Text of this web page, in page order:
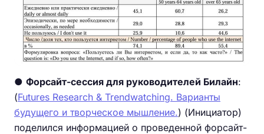
● Форсайт-сессия для руководителей Билайн:
(Futures Research & Trendwatching. Варианты
будущего и творческое мышление.) (Инициатор)
поделился информацией о проведенной форсайт-